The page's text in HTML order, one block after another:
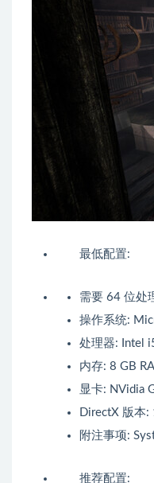
最低配置:
需要 64 位处
操作系统:
处理器: Intel
内存: 8 GB
显卡: NVidia
DirectX 版本:
附注事项:
推荐配置: